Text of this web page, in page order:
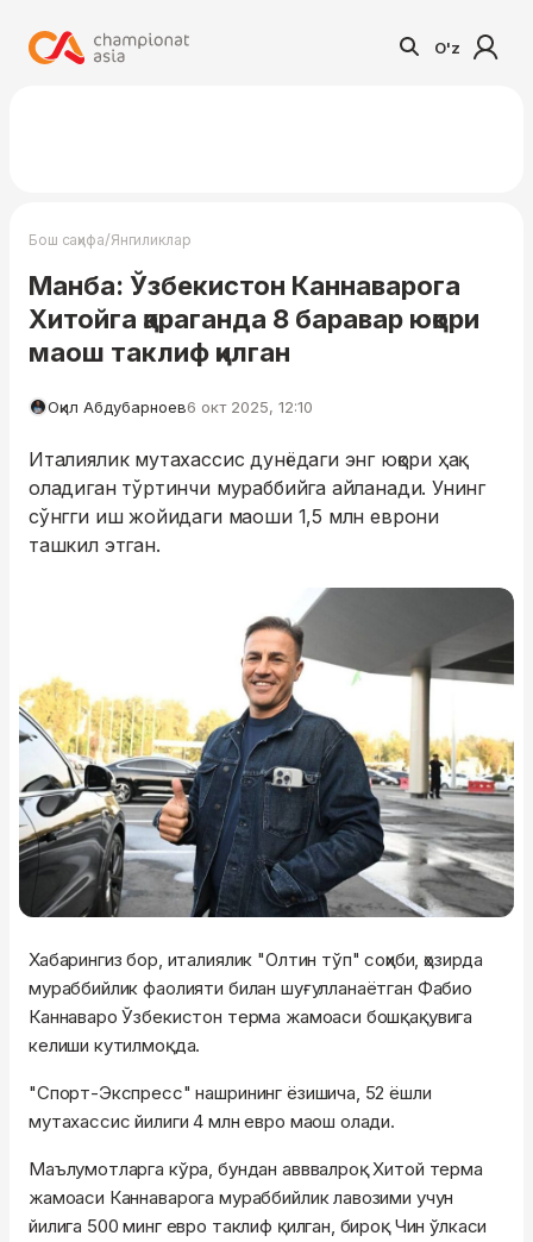
O'z
Бош саҳифа/Янгиликлар
Манба: Ўзбекистон Каннаварога
Хитойга қараганда 8 баравар юқори
маош таклиф қилган
Оқил Абдубарноев6 окт 2025, 12:10
Италиялик мутахассис дунёдаги энг юқори ҳақ
оладиган тўртинчи мураббийга айланади. Унинг
сўнгги иш жойидаги маоши 1,5 млн еврони
ташкил этган.
Хабарингиз бор, италиялик "Олтин тўп" соҳиби, ҳозирда
мураббийлик фаолияти билан шуғулланаётган Фабио
Каннаваро Ўзбекистон терма жамоаси бошқақувига
келиши кутилмоқда.
"Спорт-Экспресс" нашрининг ёзишича, 52 ёшли
мутахассис йилиги 4 млн евро маош олади.
Маълумотларга кўра, бундан авввалроқ Хитой терма
жамоаси Каннаварога мураббийлик лавозими учун
йилига 500 минг евро таклиф қилган, бироқ Чин ўлкаси